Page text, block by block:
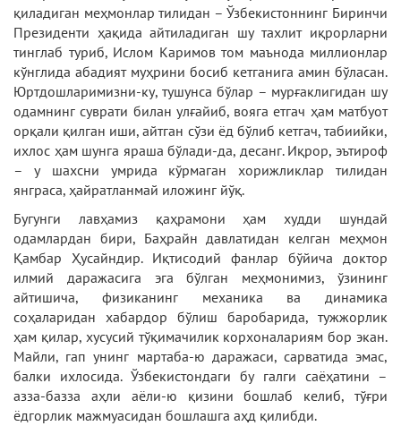
қиладиган меҳмонлар тилидан – Ўзбекистоннинг Биринчи
Президенти ҳақида айтиладиган шу тахлит иқрорларни
тинглаб туриб, Ислом Каримов том маънода миллионлар
кўнглида абадият муҳрини босиб кетганига амин бўласан.
Юртдошларимизни-ку, тушунса бўлар – мурғаклигидан шу
одамнинг суврати билан улғайиб, вояга етгач ҳам матбуот
орқали қилган иши, айтган сўзи ёд бўлиб кетгач, табиийки,
ихлос ҳам шунга яраша бўлади-да, десанг. Иқрор, эътироф
– у шахсни умрида кўрмаган хорижликлар тилидан
янграса, ҳайратланмай иложинг йўқ.
Бугунги лавҳамиз қаҳрамони ҳам худди шундай
одамлардан бири, Баҳрайн давлатидан келган меҳмон
Қамбар Ҳусайндир. Иқтисодий фанлар бўйича доктор
илмий даражасига эга бўлган меҳмонимиз, ўзининг
айтишича, физиканинг механика ва динамика
соҳаларидан хабардор бўлиш баробарида, тужжорлик
ҳам қилар, хусусий тўқимачилик корхоналариям бор экан.
Майли, гап унинг мартаба-ю даражаси, сарватида эмас,
балки ихлосида. Ўзбекистондаги бу галги саёҳатини –
азза-базза аҳли аёли-ю қизини бошлаб келиб, тўғри
ёдгорлик мажмуасидан бошлашга аҳд қилибди.